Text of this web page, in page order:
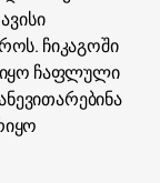
ჩიკაგოში
იყო ჩაფლული